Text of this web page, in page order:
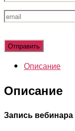
Оставьте
это
пустым.Описание
Описание
Запись вебинара